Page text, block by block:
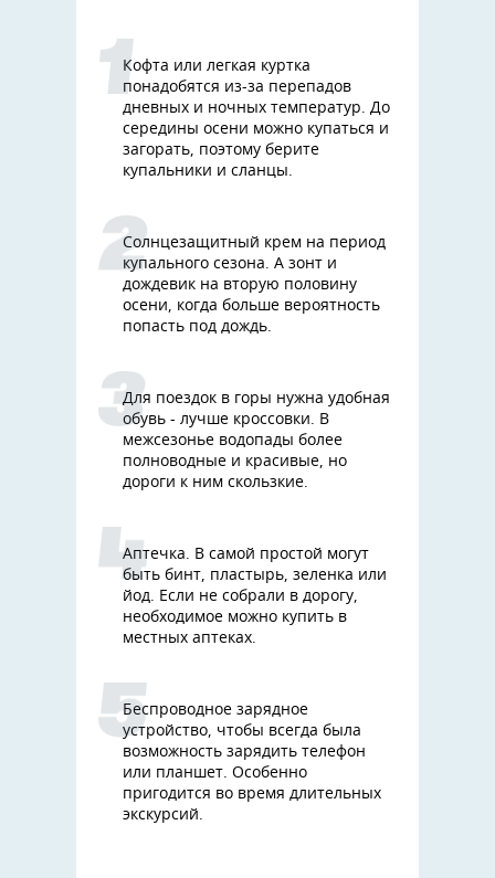
Кофта или легкая куртка
понадобятся из-за перепадов
дневных и ночных температур. До
середины осени можно купаться и
загорать, поэтому берите
купальники и сланцы.
Солнцезащитный крем на период
купального сезона. А зонт и
дождевик на вторую половину
осени, когда больше вероятность
попасть под дождь.
Для поездок в горы нужна удобная
обувь - лучше кроссовки. В
межсезонье водопады более
полноводные и красивые, но
дороги к ним скользкие.
Аптечка. В самой простой могут
быть бинт, пластырь, зеленка или
йод. Если не собрали в дорогу,
необходимое можно купить в
местных аптеках.
Беспроводное зарядное
устройство, чтобы всегда была
возможность зарядить телефон
или планшет. Особенно
пригодится во время длительных
экскурсий.